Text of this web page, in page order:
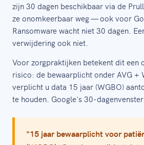
zijn 30 dagen beschikbaar via de
ze onomkeerbaar weg — ook voor
Ransomware wacht niet 30 dagen.
verwijdering ook niet.
Voor zorgpraktijken betekent dit een
risico: de bewaarplicht onder AVG +
verplicht u data 15 jaar (WGBO)
te houden. Google's 30-
"15 jaar bewaarplicht voor